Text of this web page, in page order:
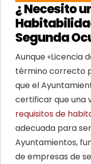
¿ Necesito
Segunda
Aunque «Licencia
término correcto
que el
certificar que una
requisitos de
adecuada para
Ayuntamientos,
de empresas de